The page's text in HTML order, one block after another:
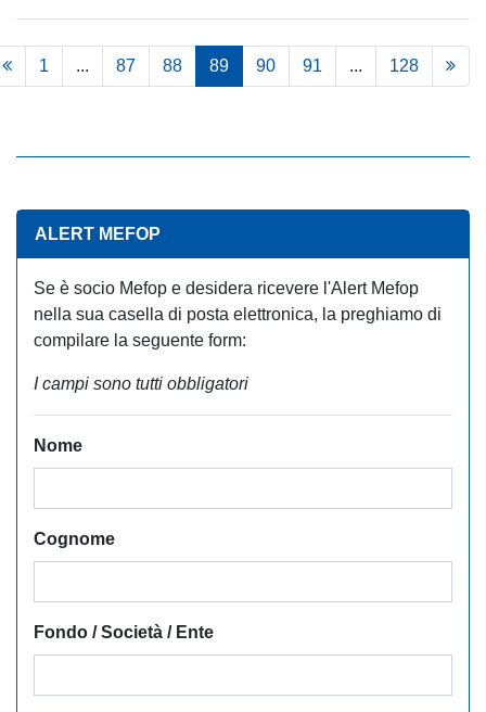
1 ... 87 88 89 90 91 ... 128
ALERT MEFOP
Se è socio Mefop e desidera ricevere l'Alert Mefop
nella sua casella di posta elettronica, la preghiamo di
compilare la seguente form:
I campi sono tutti obbligatori
Nome
Cognome
Fondo / Società / Ente